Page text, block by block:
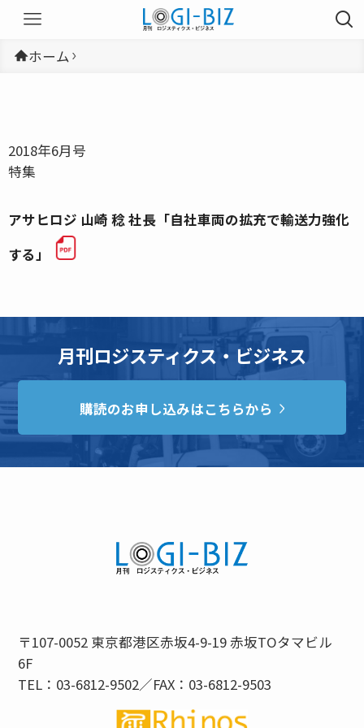
ホーム
2018年6月号
特集
アサヒロジ 山崎 稔 社長「自社車両の拡充で輸送力強化
する」
月刊ロジスティクス・ビジネス
購読のお申し込みはこちらから
〒107-0052 東京都港区赤坂4-9-19 赤坂TOタマビル
6F
TEL：03-6812-9502／FAX：03-6812-9503